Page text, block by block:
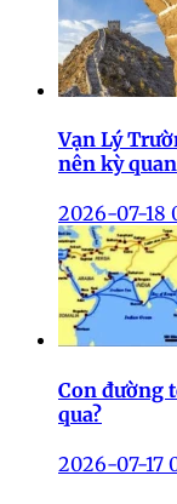
Vạn Lý
nên kỳ
2026-07-18
Con đường
qua?
2026-07-17